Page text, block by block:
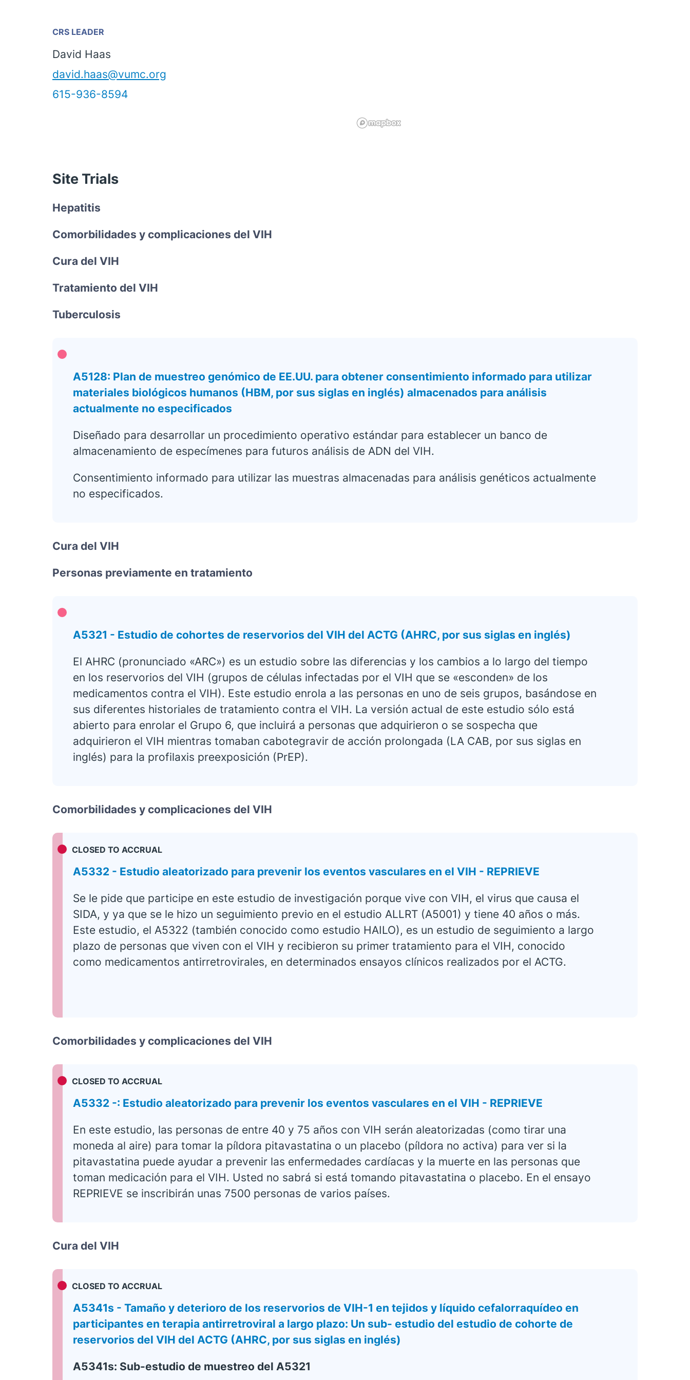
CRS LEADER
David Haas
david.haas@vumc.org
615-936-8594
Site Trials
Hepatitis
Comorbilidades y complicaciones del VIH
Cura del VIH
Tratamiento del VIH
Tuberculosis
A5128: Plan de muestreo genómico de EE.UU. para obtener consentimiento informado para utilizar
materiales biológicos humanos (HBM, por sus siglas en inglés) almacenados para análisis
actualmente no especificados
Diseñado para desarrollar un procedimiento operativo estándar para establecer un banco de
almacenamiento de especímenes para futuros análisis de ADN del VIH.
Consentimiento informado para utilizar las muestras almacenadas para análisis genéticos actualmente
no especificados.
Cura del VIH
Personas previamente en tratamiento
A5321 - Estudio de cohortes de reservorios del VIH del ACTG (AHRC, por sus siglas en inglés)
El AHRC (pronunciado «ARC») es un estudio sobre las diferencias y los cambios a lo largo del tiempo
en los reservorios del VIH (grupos de células infectadas por el VIH que se «esconden» de los
medicamentos contra el VIH). Este estudio enrola a las personas en uno de seis grupos, basándose en
sus diferentes historiales de tratamiento contra el VIH. La versión actual de este estudio sólo está
abierto para enrolar el Grupo 6, que incluirá a personas que adquirieron o se sospecha que
adquirieron el VIH mientras tomaban cabotegravir de acción prolongada (LA CAB, por sus siglas en
inglés) para la profilaxis preexposición (PrEP).
Comorbilidades y complicaciones del VIH
CLOSED TO ACCRUAL
A5332 - Estudio aleatorizado para prevenir los eventos vasculares en el VIH - REPRIEVE
Se le pide que participe en este estudio de investigación porque vive con VIH, el virus que causa el
SIDA, y ya que se le hizo un seguimiento previo en el estudio ALLRT (A5001) y tiene 40 años o más.
Este estudio, el A5322 (también conocido como estudio HAILO), es un estudio de seguimiento a largo
plazo de personas que viven con el VIH y recibieron su primer tratamiento para el VIH, conocido
como medicamentos antirretrovirales, en determinados ensayos clínicos realizados por el ACTG.
Comorbilidades y complicaciones del VIH
CLOSED TO ACCRUAL
A5332 -: Estudio aleatorizado para prevenir los eventos vasculares en el VIH - REPRIEVE
En este estudio, las personas de entre 40 y 75 años con VIH serán aleatorizadas (como tirar una
moneda al aire) para tomar la píldora pitavastatina o un placebo (píldora no activa) para ver si la
pitavastatina puede ayudar a prevenir las enfermedades cardíacas y la muerte en las personas que
toman medicación para el VIH. Usted no sabrá si está tomando pitavastatina o placebo. En el ensayo
REPRIEVE se inscribirán unas 7500 personas de varios países.
Cura del VIH
CLOSED TO ACCRUAL
A5341s - Tamaño y deterioro de los reservorios de VIH-1 en tejidos y líquido cefalorraquídeo en
participantes en terapia antirretroviral a largo plazo: Un sub- estudio del estudio de cohorte de
reservorios del VIH del ACTG (AHRC, por sus siglas en inglés)
A5341s: Sub-estudio de muestreo del A5321